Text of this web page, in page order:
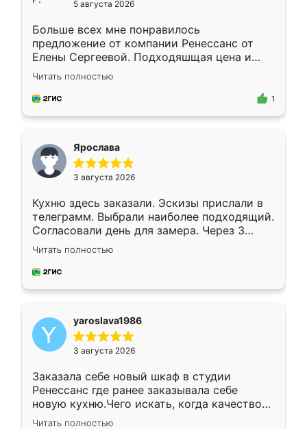
5 августа 2026
Больше всех мне понравилось
предложение от компании Ренессанс от
Елены Сергеевой. Подходяшщая цена и
короткие сроки изготовления. Приехавший
для замера сотрудник Владислав
предложил по моему эскизу самый
Читать полностью
1
Ярослава
3 августа 2026
Кухню здесь заказали. Эскизы прислали в
телеграмм. Выбрали наиболее подходящий.
Согласовали день для замера. Через 3
недели кухня была уже готова. Остались
довольны работой. Спасибо Ренессанс
мебель за качественную работу!
Читать полностью
yaroslava1986
3 августа 2026
Заказала себе новый шкаф в студии
Ренессанс где ранее заказывала себе
новую кухню.Чего искать, когда качеством
вполне довольна. Служит кухня уже почти
Читать полностью